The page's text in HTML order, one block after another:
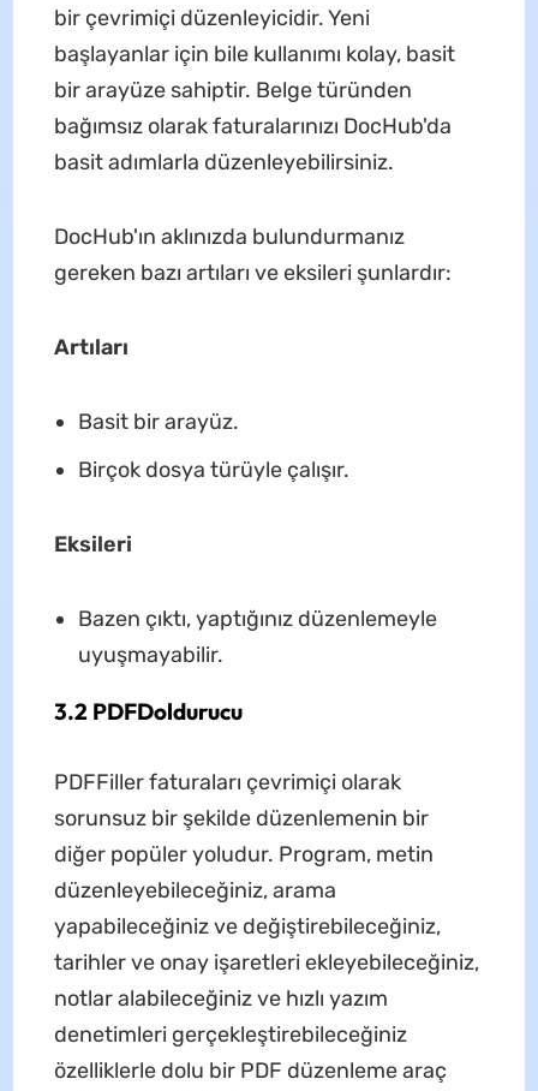
bir çevrimiçi düzenleyicidir. Yeni
başlayanlar için bile kullanımı kolay, basit
bir arayüze sahiptir. Belge türünden
bağımsız olarak faturalarınızı DocHub'da
basit adımlarla düzenleyebilirsiniz.
DocHub'ın aklınızda bulundurmanız
gereken bazı artıları ve eksileri şunlardır:
Artıları
Basit bir arayüz.
Birçok dosya türüyle çalışır.
Eksileri
Bazen çıktı, yaptığınız düzenlemeyle
uyuşmayabilir.
3.2 PDFDoldurucu
PDFFiller faturaları çevrimiçi olarak
sorunsuz bir şekilde düzenlemenin bir
diğer popüler yoludur. Program, metin
düzenleyebileceğiniz, arama
yapabileceğiniz ve değiştirebileceğiniz,
tarihler ve onay işaretleri ekleyebileceğiniz,
notlar alabileceğiniz ve hızlı yazım
denetimleri gerçekleştirebileceğiniz
özelliklerle dolu bir PDF düzenleme araç